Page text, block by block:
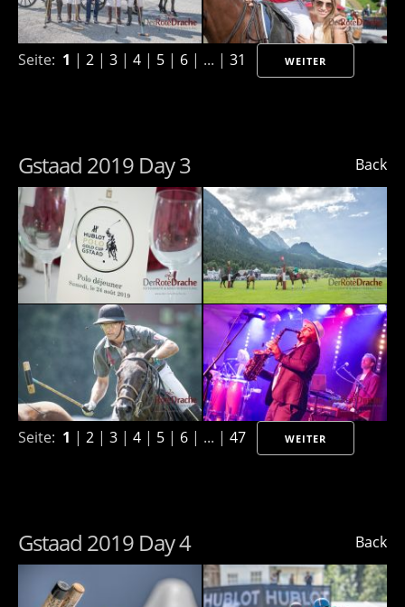
Seite: 1 | 2 | 3 | 4 | 5 | 6 | ... | 31 WEITER
Back
Gstaad 2019 Day 3
Seite: 1 | 2 | 3 | 4 | 5 | 6 | ... | 47 WEITER
Back
Gstaad 2019 Day 4